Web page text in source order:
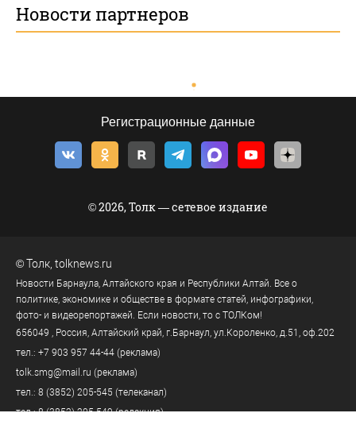
Новости партнеров
Регистрационные данные
© 2026, Толк — сетевое издание
©Толк tolknews.ru
Новости Барнаула, Алтайского края и Республики Алтай. Все о
политике, экономике и обществе в формате статей, инфографики,
фото- и видеорепортажей. Если новости, то с ТОЛКом!
656049
, Россия, Алтайский край, г. Барнаул ул.Короленко, д.51, оф.202
тел.: +7 903 957 44-44 (реклама)
tolk.smg@mail.ru (реклама)
тел.: 8 (3852) 205-545 (телеканал)
тел.:8 (3852) 205-549(редакция)